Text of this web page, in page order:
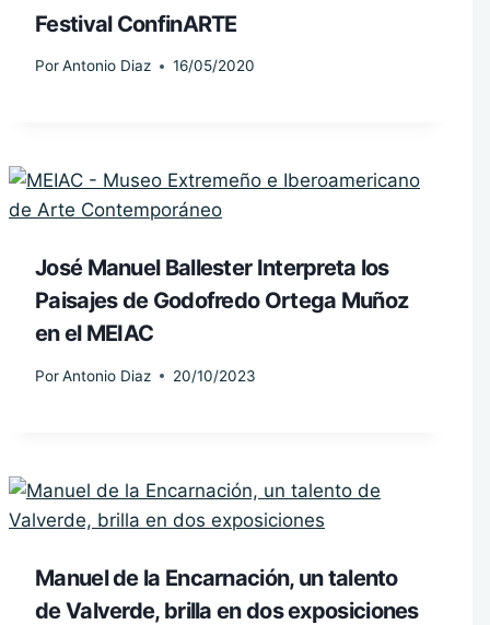
Festival ConfinARTE
PorAntonio Diaz 16/05/2020
José Manuel Ballester Interpreta los
Paisajes de Godofredo Ortega Muñoz
en el MEIAC
PorAntonio Diaz 20/10/2023
Manuel de la Encarnación, un talento
de Valverde, brilla en dos exposiciones